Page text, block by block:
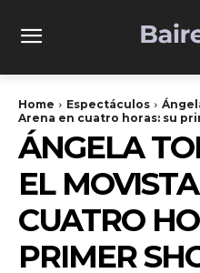
Home Espectáculos
Arena en cuatro horas: su
ÁNGELA
EL
CUATRO
PRIMER